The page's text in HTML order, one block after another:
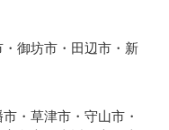
御坊市・田辺市・新
・草津市・守山市・